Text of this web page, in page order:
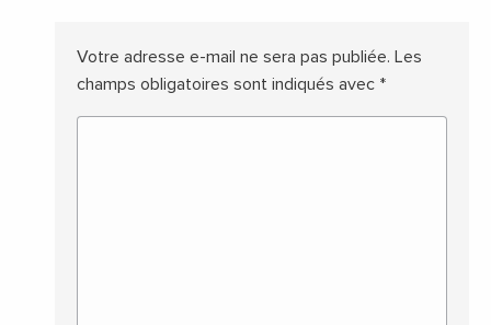
Votre adresse e-mail ne sera pas publiée. Les
champs obligatoires sont indiqués avec *